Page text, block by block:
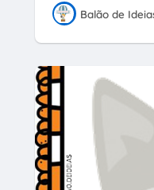
Balão de